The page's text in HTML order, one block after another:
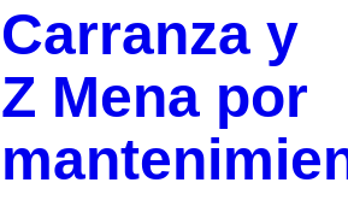
Carranza y
Z Mena por